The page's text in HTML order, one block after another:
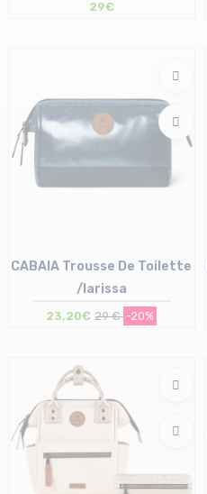
29€
CABAIA Trousse De Toilette
/larissa
23,20€ 29 € -20%